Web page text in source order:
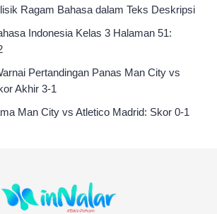
Ragam Bahasa dalam Teks Deskripsi
Indonesia Kelas 3 Halaman 51:
Pertandingan Panas Man City vs
Akhir 3-1
Man City vs Atletico Madrid: Skor 0-1